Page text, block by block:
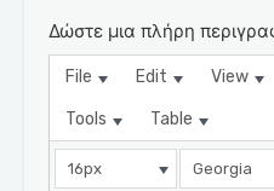
Δώστε μια πλήρη
File Edit View
Tools Table
16px Georgia